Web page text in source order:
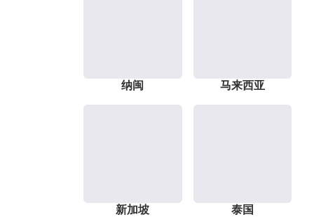
纳闽 马来西亚
新加坡 泰国